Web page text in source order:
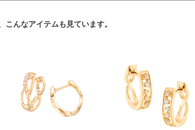
んなアイテムも見ています。